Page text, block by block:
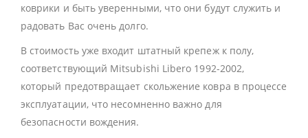
коврики и быть уверенными, что они будут служить и
радовать Вас очень долго.
В стоимость уже входит штатный крепеж к полу,
соответствующий Mitsubishi Libero 1992-2002,
который предотвращает скольжение ковра в процессе
эксплуатации, что несомненно важно для
безопасности вождения.